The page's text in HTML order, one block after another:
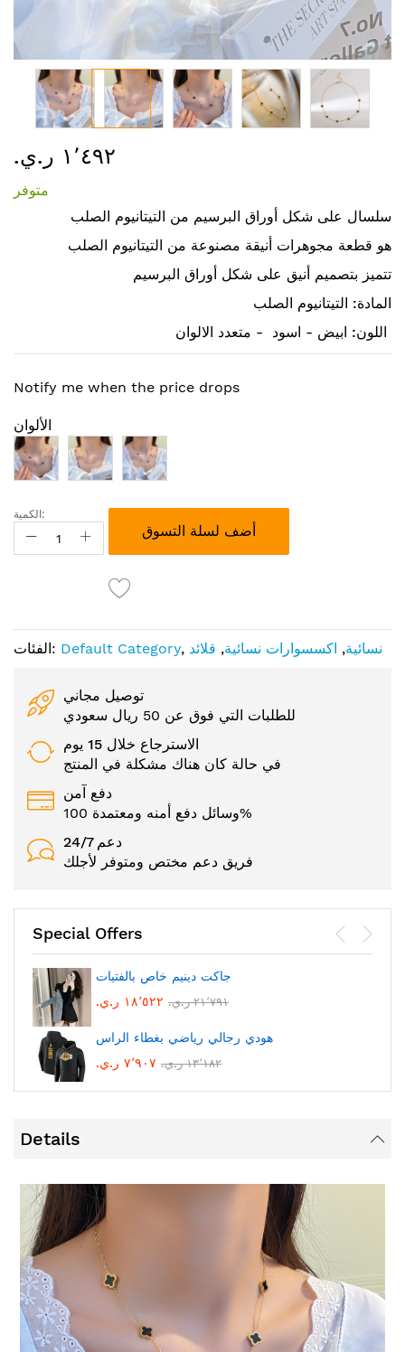
إلى
معرض
١٬٤٩٢ ر.ي.‏
متوفر
سلسال على شكل أوراق البرسيم من التيتانيوم الصلب
هو قطعة مجوهرات أنيقة مصنوعة من التيتانيوم الصلب
تتميز بتصميم أنيق على شكل أوراق البرسيم
المادة: التيتانيوم الصلب
Notify me when the price drops
الألوان
الكمية:
أضف لسلة التسوق
الفئات: Default Category, نسائية, اكسسوارات نسائية, قلائد
توصيل مجاني
للطلبات التي فوق عن 50 ريال سعودي
الاسترجاع خلال 15 يوم
في حالة كان هناك مشكلة في المنتج
دفع آمن
وسائل دفع أمنه ومعتمدة 100%
24/7 دعم
فريق دعم مختص ومتوفر لأجلك
Special Offers
جاكت دينيم خاص بالفتيات
١٨٬٥٢٢ ر.ي.‏
٢١٬٧٩١ ر.ي.‏
هودي رجالي رياضي بغطاء الراس
٧٬٩٠٧ ر.ي.‏
١٣٬١٨٢ ر.ي.‏
Details